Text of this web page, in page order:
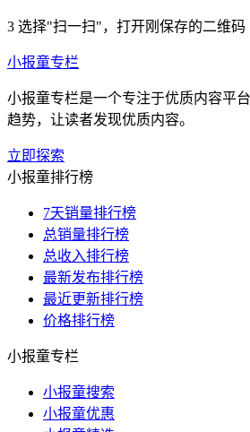
3 选择"扫一扫"，打开刚保存的二维码
小报童专栏
小报童专栏是一个专注于优质内容平
趋势，让读者发现优质内容。
立即探索
小报童排行榜
7天销量排行榜
总销量排行榜
总收入排行榜
最新发布排行榜
最近更新排行榜
价格排行榜
小报童专栏
小报童搜索
小报童优惠